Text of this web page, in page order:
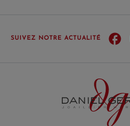
SUIVEZ NOTRE ACTUALITÉ